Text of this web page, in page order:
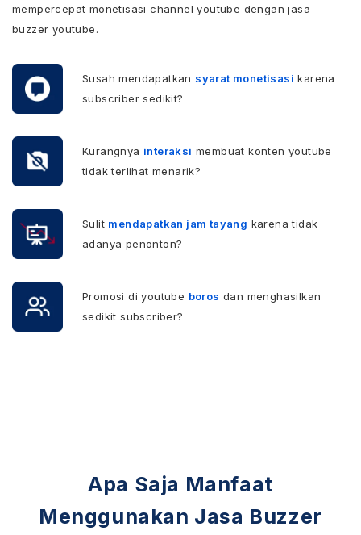
mempercepat monetisasi channel youtube dengan jasa
buzzer youtube.
Susah mendapatkan syarat monetisasi karena
subscriber sedikit?
Kurangnya interaksi membuat konten youtube
tidak terlihat menarik?
Sulit mendapatkan jam tayang karena tidak
adanya penonton?
Promosi di youtube boros dan menghasilkan
sedikit subscriber?
Apa Saja Manfaat
Menggunakan Jasa Buzzer